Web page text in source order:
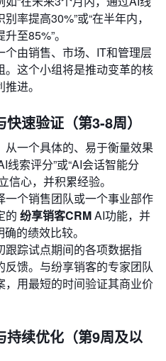
率提高30%”或“在半年内，
至85%”。
个由销售、市场、IT和管理层
这个小组将是推动变革的核
进。
速验证（第3-8周）
从一个具体的、易于衡量效果
线索评分”或“AI会话智能分
信心，并积累经验。
一个销售团队或一个事业部作
的 纷享销客CRMAI功能，并
的绩效比较。
跟踪试点期间的各项数据指
馈。与纷享销客的专家团队
用最短的时间验证其商业价
持续优化（第9周及以